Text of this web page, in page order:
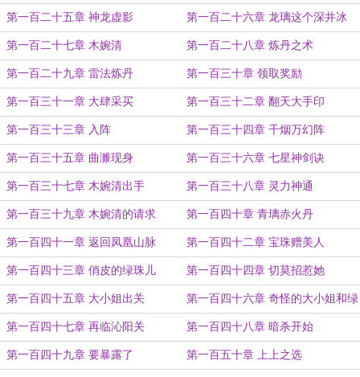
第一百二十五章 神龙虚影 第一百二十六章 龙璃这个深井冰
第一百二十七章 木婉清 第一百二十八章 炼丹之术
第一百二十九章 雷法炼丹 第一百三十章 领取奖励
第一百三十一章 大肆采买 第一百三十二章 翻天大手印
第一百三十三章 入阵 第一百三十四章 千烟万幻阵
第一百三十五章 曲濉现身 第一百三十六章 七星神剑诀
第一百三十七章 木婉清出手 第一百三十八章 灵力神通
第一百三十九章 木婉清的请求 第一百四十章 青璃赤火丹
第一百四十一章 返回凤凰山脉 第一百四十二章 宝珠赠美人
第一百四十三章 俏皮的绿珠儿 第一百四十四章 切莫招惹她
第一百四十五章 大小姐出关 第一百四十六章 奇怪的大小姐和绿
珠儿
第一百四十七章 再临沁阳关 第一百四十八章 暗杀开始
第一百四十九章 要暴露了 第一百五十章 上上之选